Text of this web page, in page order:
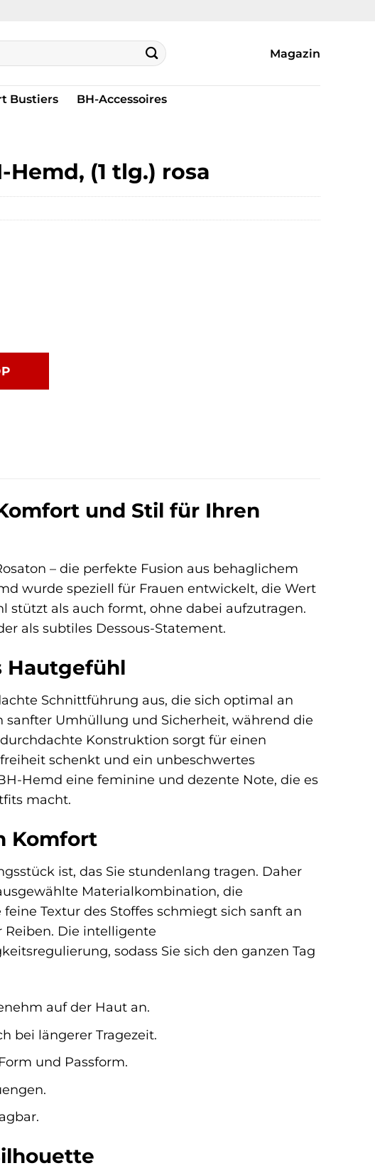
Magazin
Bustiers BH-Accessoires
Hemd, (1 tlg.) rosa
und Stil für Ihren
– die perfekte Fusion aus behaglichem
wurde speziell für Frauen entwickelt, die Wert
stützt als auch formt, ohne dabei aufzutragen.
als subtiles Dessous-Statement.
Hautgefühl
Schnittführung aus, die sich optimal an
sanfter Umhüllung und Sicherheit, während die
Konstruktion sorgt für einen
schenkt und ein unbeschwertes
Hemd eine feminine und dezente Note, die es
macht.
Komfort
ist, das Sie stundenlang tragen. Daher
Materialkombination, die
Textur des Stoffes schmiegt sich sanft an
Die intelligente
sodass Sie sich den ganzen Tag
auf der Haut an.
bei längerer Tragezeit.
und Passform.